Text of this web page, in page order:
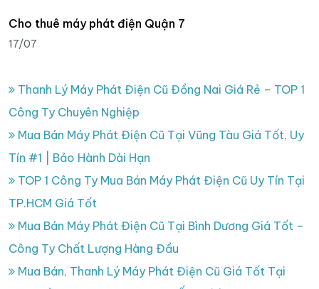
Cho thuê máy phát điện Quận 7
17/07
Thanh Lý Máy Phát Điện Cũ Đồng Nai Giá Rẻ – TOP 1
Công Ty Chuyên Nghiệp
Mua Bán Máy Phát Điện Cũ Tại Vũng Tàu Giá Tốt, Uy
Tín #1 | Bảo Hành Dài Hạn
TOP 1 Công Ty Mua Bán Máy Phát Điện Cũ Uy Tín Tại
TP.HCM Giá Tốt
Mua Bán Máy Phát Điện Cũ Tại Bình Dương Giá Tốt –
Công Ty Chất Lượng Hàng Đầu
Mua Bán, Thanh Lý Máy Phát Điện Cũ Giá Tốt Tại